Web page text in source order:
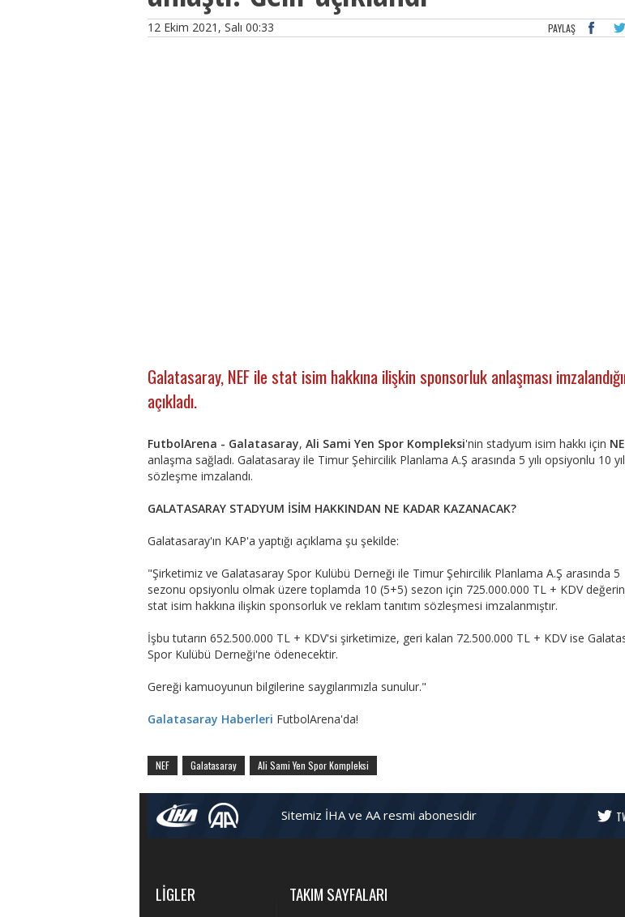
12 Ekim 2021, Salı 00:33 PAYLAŞ
Galatasaray, NEF ile stat isim hakkına ilişkin sponsorluk anlaşması
açıkladı.
FutbolArena - Galatasaray, Ali Sami Yen Spor Kompleksi'nin stadyum isim hakkı için
anlaşma sağladı. Galatasaray ile Timur Şehircilik Planlama A.Ş arasında 5 yılı opsiyonlu 10
sözleşme imzalandı.
GALATASARAY STADYUM İSİM HAKKINDAN NE KADAR KAZANACAK?
Galatasaray'ın KAP'a yaptığı açıklama şu şekilde:
"Şirketimiz ve Galatasaray Spor Kulübü Derneği ile Timur Şehircilik Planlama A.Ş arasında 5
sezonu opsiyonlu olmak üzere toplamda 10 (5+5) sezon için 725.000.000 TL + KDV
stat isim hakkına ilişkin sponsorluk ve reklam tanıtım sözleşmesi imzalanmıştır.
İşbu tutarın 652.500.000 TL + KDV'si şirketimize, geri kalan 72.500.000 TL + KDV ise
Spor Kulübü Derneği'ne ödenecektir.
Gereği kamuoyunun bilgilerine saygılarımızla sunulur."
Galatasaray Haberleri FutbolArena'da!
NEF Galatasaray Ali Sami Yen Spor Kompleksi
Sitemiz İHA ve AA resmi abonesidir
LİGLER TAKIM SAYFALARI